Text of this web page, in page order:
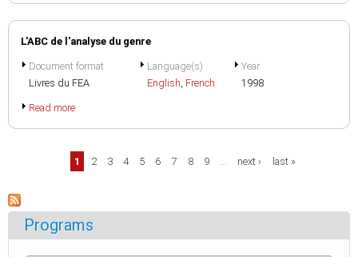
L'ABC de l'analyse du genre
Document format
Livres du FEA
Language(s)
English, French
Year
1998
Read more
1 2 3 4 5 6 7 8 9 … next › last »
Programs